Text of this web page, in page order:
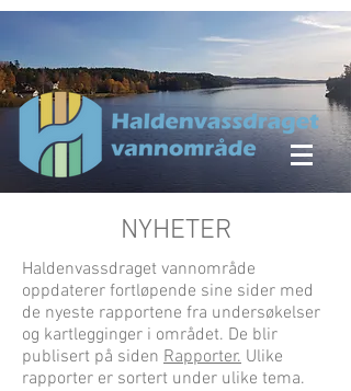
NYHETER
Haldenvassdraget vannområde
oppdaterer fortløpende sine sider med
de nyeste rapportene fra undersøkelser
og kartlegginger i området. De blir
publisert på siden Rapporter. Ulike
rapporter er sortert under ulike tema.